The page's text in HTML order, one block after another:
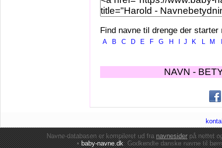
Find navne til drenge der starter
A B C D E F G H J K L M
NAVN -
Navne-databasen er kompileret ud franavnesiderpå nettet
•baby-navne.dk: Godkendte danskenavne til børn